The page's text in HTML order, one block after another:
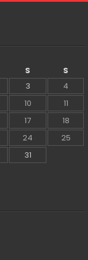
S
S
3
4
10
11
17
18
24
25
31